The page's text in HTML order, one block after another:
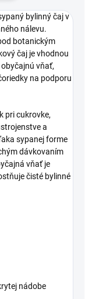
bylinný čaj v
nálevu.
botanickým
čaj je vhodnou
vňať,
na podporu
pri cukrovke,
a
sypanej forme
dávkovaním
vňať je
čisté bylinné
nádobe